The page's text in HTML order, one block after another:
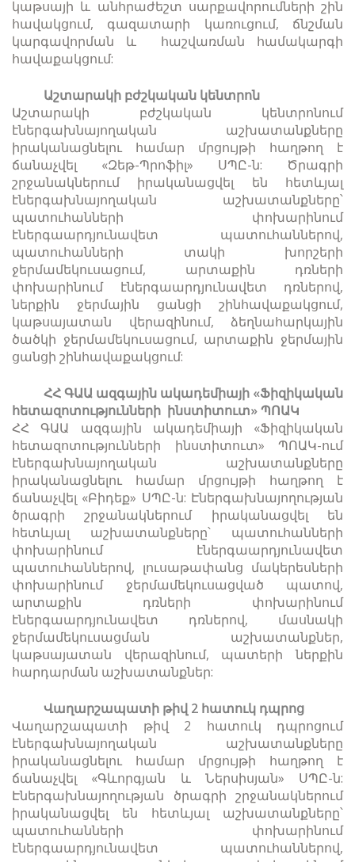
կաթսայի և անհրաժեշտ սարքավորումների շին
հավակցում, գազատարի կառուցում, ճնշման
կարգավորման և հաշվառման համակարգի
հավաքակցում:
Աշտարակի բժշկական կենտրոն
Աշտարակի բժշկական կենտրոնում
էներգախնայողական աշխատանքները
իրականացնելու համար մրցույթի հաղթող է
ճանաչվել «Զեթ-Պրոֆիլ» ՍՊԸ-ն: Ծրագրի
շրջանակներում իրականացվել են հետևյալ
էներգախնայողական աշխատանքները՝
պատուհանների փոխարինում
էներգաարդյունավետ պատուհաններով,
պատուհանների տակի խորշերի
ջերմամեկուսացում, արտաքին դռների
փոխարինում էներգաարդյունավետ դռներով,
ներքին ջերմային ցանցի շինհավաքակցում,
կաթսայատան վերազինում, ձեղնահարկային
ծածկի ջերմամեկուսացում, արտաքին ջերմային
ցանցի շինհավաքակցում:
ՀՀ ԳԱԱ ազգային ակադեմիայի «Ֆիզիկական
հետազոտությունների ինստիտուտ» ՊՈԱԿ
ՀՀ ԳԱԱ ազգային ակադեմիայի «Ֆիզիկական
հետազոտությունների ինստիտուտ» ՊՈԱԿ-ում
էներգախնայողական աշխատանքները
իրականացնելու համար մրցույթի հաղթող է
ճանաչվել «Բիդեք» ՍՊԸ-ն: Էներգախնայողության
ծրագրի շրջանակներում իրականացվել են
հետևյալ աշխատանքները՝ պատուհանների
փոխարինում էներգաարդյունավետ
պատուհաններով, լուսաթափանց մակերեսների
փոխարինում ջերմամեկուսացված պատով,
արտաքին դռների փոխարինում
էներգաարդյունավետ դռներով, մասնակի
ջերմամեկուսացման աշխատանքներ,
կաթսայատան վերազինում, պատերի ներքին
հարդարման աշխատանքներ:
Վաղարշապատի թիվ 2 հատուկ դպրոց
Վաղարշապատի թիվ 2 հատուկ դպրոցում
էներգախնայողական աշխատանքները
իրականացնելու համար մրցույթի հաղթող է
ճանաչվել «Գևորգյան և Ներսիսյան» ՍՊԸ-ն:
Էներգախնայողության ծրագրի շրջանակներում
իրականացվել են հետևյալ աշխատանքները՝
պատուհանների փոխարինում
էներգաարդյունավետ պատուհաններով,